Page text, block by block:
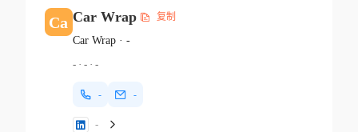
Ca Car Wrap 复制
Car Wrap· -
-· -· -
- -
-